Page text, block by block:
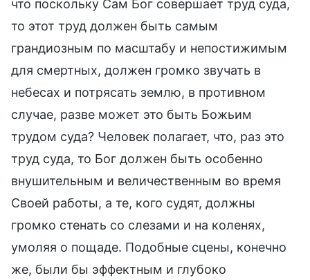
что поскольку Сам Бог совершает труд суда,
то этот труд должен быть самым
грандиозным по масштабу и непостижимым
для смертных, должен громко звучать в
небесах и потрясать землю, в противном
случае, разве может это быть Божьим
трудом суда? Человек полагает, что, раз это
труд суда, то Бог должен быть особенно
внушительным и величественным во время
Своей работы, а те, кого судят, должны
громко стенать со слезами и на коленях,
умоляя о пощаде. Подобные сцены, конечно
же, были бы эффектным и глубоко